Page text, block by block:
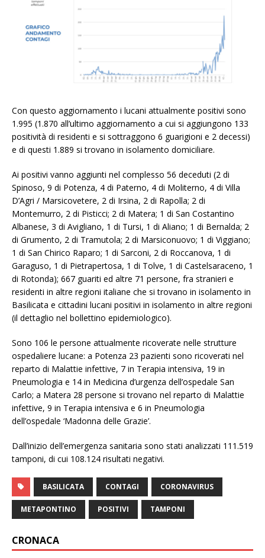
Con questo aggiornamento i lucani attualmente positivi sono
1.995 (1.870 all’ultimo aggiornamento a cui si aggiungono 133
positività di residenti e si sottraggono 6 guarigioni e 2 decessi)
e di questi 1.889 si trovano in isolamento domiciliare.
Ai positivi vanno aggiunti nel complesso 56 deceduti (2 di
Spinoso, 9 di Potenza, 4 di Paterno, 4 di Moliterno, 4 di Villa
D’Agri / Marsicovetere, 2 di Irsina, 2 di Rapolla; 2 di
Montemurro, 2 di Pisticci; 2 di Matera; 1 di San Costantino
Albanese, 3 di Avigliano, 1 di Tursi, 1 di Aliano; 1 di Bernalda; 2
di Grumento, 2 di Tramutola; 2 di Marsiconuovo; 1 di Viggiano;
1 di San Chirico Raparo; 1 di Sarconi, 2 di Roccanova, 1 di
Garaguso, 1 di Pietrapertosa, 1 di Tolve, 1 di Castelsaraceno, 1
di Rotonda); 667 guariti ed altre 71 persone, fra stranieri e
residenti in altre regioni italiane che si trovano in isolamento in
Basilicata e cittadini lucani positivi in isolamento in altre regioni
(il dettaglio nel bollettino epidemiologico).
Sono 106 le persone attualmente ricoverate nelle strutture
ospedaliere lucane: a Potenza 23 pazienti sono ricoverati nel
reparto di Malattie infettive, 7 in Terapia intensiva, 19 in
Pneumologia e 14 in Medicina d’urgenza dell’ospedale San
Carlo; a Matera 28 persone si trovano nel reparto di Malattie
infettive, 9 in Terapia intensiva e 6 in Pneumologia
dell’ospedale ‘Madonna delle Grazie’.
Dall’inizio dell’emergenza sanitaria sono stati analizzati 111.519
tamponi, di cui 108.124 risultati negativi.
BASILICATA CONTAGI CORONAVIRUS
METAPONTINO POSITIVI TAMPONI
CRONACA